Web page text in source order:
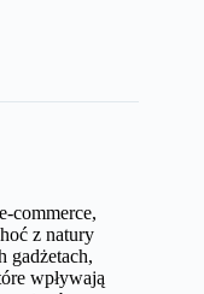
commerce,
z natury
gadżetach,
wpływają